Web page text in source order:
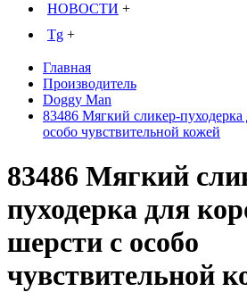
НОВОСТИ +
Tg +
Главная
Производитель
Doggy Man
83486 Мягкий сликер-пуходерка
особо чувствительной кожей
83486 Мягкий
пуходерка для
шерсти с особо
чувствительной